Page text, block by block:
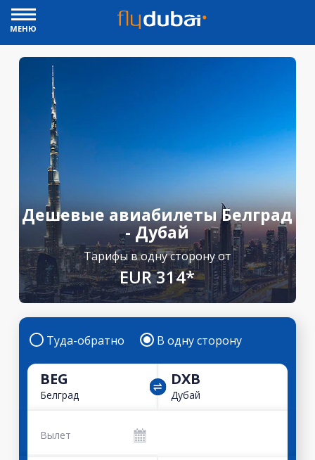
МЕНЮ
Дешевые авиабилеты Белград
- Дубай
Тарифы в одну сторону от
EUR 314*
Туда-обратно В одну сторону
BEG
Белград
DXB
Дубай
Вылет